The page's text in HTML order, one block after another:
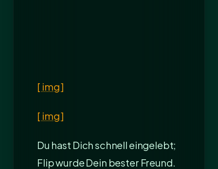
[ img ]
[ img ]
Du hast Dich schnell eingelebt;
Flip wurde Dein bester Freund.